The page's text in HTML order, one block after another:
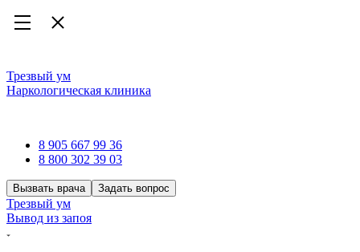
Трезвый ум
Наркологическая клиника
8 905 667 99 36
8 800 302 39 03
Вызвать врача Задать вопрос
Трезвый ум
Вывод из запоя